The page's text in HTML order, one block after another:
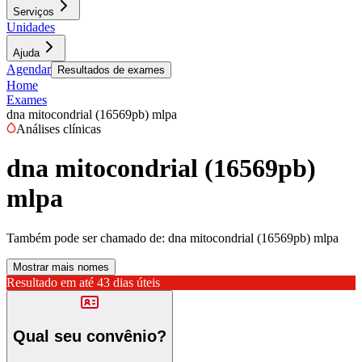
Serviços
Unidades
Ajuda
Agendar Resultados de exames
Home
Exames
dna mitocondrial (16569pb) mlpa
Análises clínicas
dna mitocondrial (16569pb)
mlpa
Também pode ser chamado de: dna mitocondrial (16569pb) mlpa
Mostrar mais nomes
Resultado em até 43 dias úteis
Qual seu convênio?